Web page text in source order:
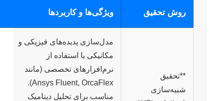
روش تحقیق ویژگی‌ها و کاربردها
**تحقیق
شبیه‌سازی
مدل‌سازی پدیده‌های فیزیکی و
مکانیکی با استفاده از
نرم‌افزارهای تخصصی (مانند
Ansys Fluent, OrcaFlex).
مناسب برای تحلیل دینامیک